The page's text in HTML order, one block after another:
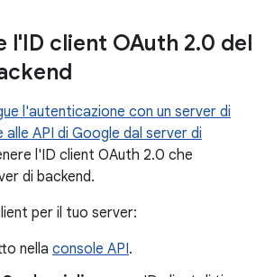
l'ID client OAuth 2.0 del
l'autenticazione con un server di
alle API di Google dal server di
l'ID client OAuth 2.0 che
di backend.
per il tuo server:
nella console API.